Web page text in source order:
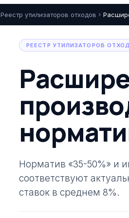
Реестр утилизаторов отходов chevron_right
РЕЕСТР УТИЛИЗАТОРОВ
Норматив «35-50%» и
соответствуют
ставок в среднем 8%.